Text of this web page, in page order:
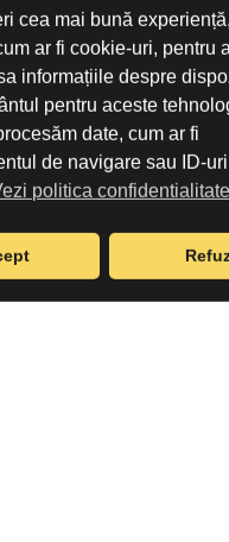
cea mai bună
ar fi cookie-uri, pentru
informațiile despre
pentru aceste
date, cum ar fi
de navigare sau ID-
politica confidentialitate
drum și cale ferată
Vezi detalii